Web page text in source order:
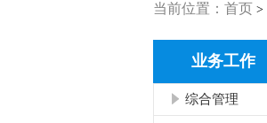
当前位置： 首页 >
业务工作
综合管理